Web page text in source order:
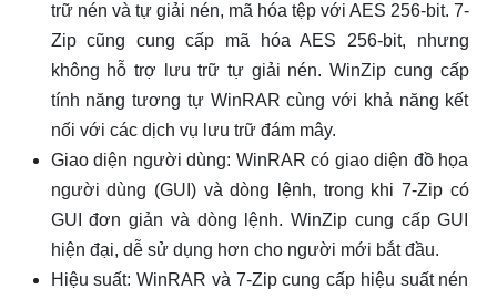
trữ nén và tự giải nén, mã hóa tệp với AES 256-bit. 7-
Zip cũng cung cấp mã hóa AES 256-bit, nhưng
không hỗ trợ lưu trữ tự giải nén. WinZip cung cấp
tính năng tương tự WinRAR cùng với khả năng kết
nối với các dịch vụ lưu trữ đám mây.
Giao diện người dùng: WinRAR có giao diện đồ họa
người dùng (GUI) và dòng lệnh, trong khi 7-Zip có
GUI đơn giản và dòng lệnh. WinZip cung cấp GUI
hiện đại, dễ sử dụng hơn cho người mới bắt đầu.
Hiệu suất: WinRAR và 7-Zip cung cấp hiệu suất nén